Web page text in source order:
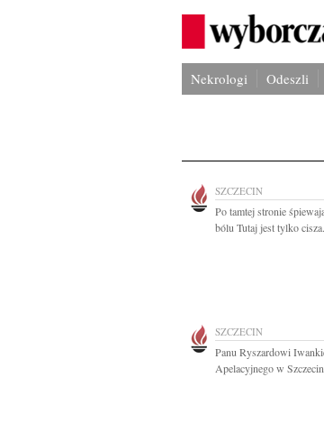
Nekrologi Odeszli
SZCZECIN
Po tamtej stronie
bólu Tutaj jest tylko
SZCZECIN
Panu Ryszardowi
Apelacyjnego w